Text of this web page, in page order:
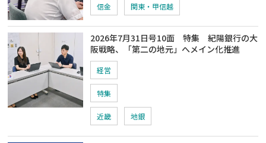
信金 関東・甲信越
2026年7月31日号10面 特集 紀陽銀行の大
阪戦略、「第二の地元」へメイン化推進
経営
特集
近畿 地銀